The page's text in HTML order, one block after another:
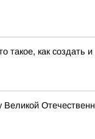
такое, как создать
Великой